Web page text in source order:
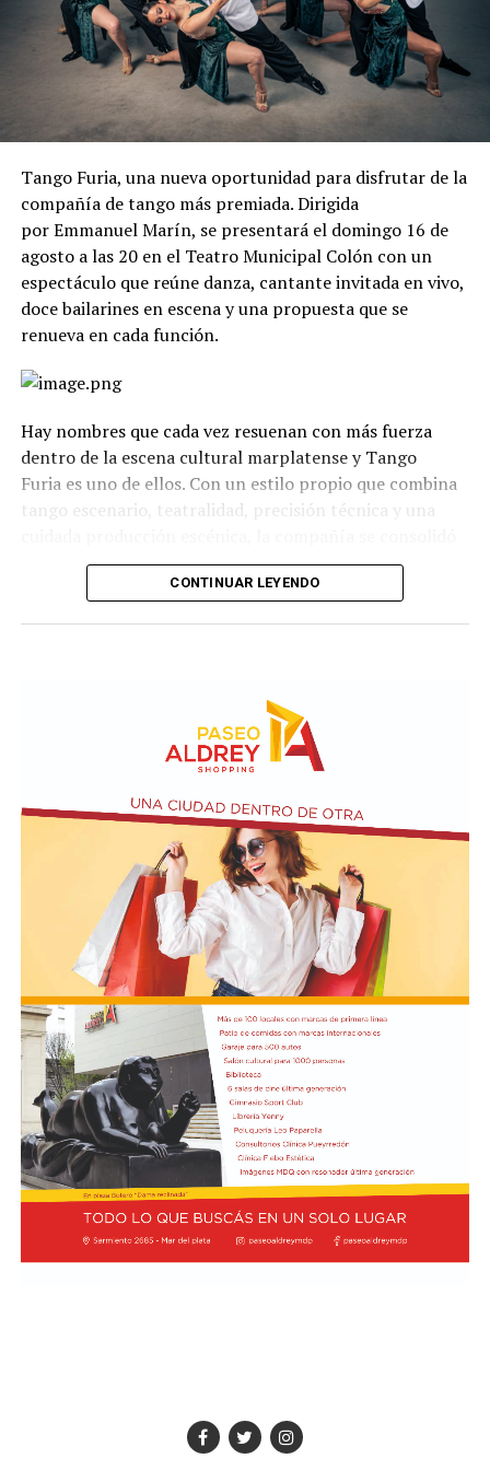
Tango Furia, una nueva oportunidad para disfrutar de la
compañía de tango más premiada. Dirigida
por Emmanuel Marín, se presentará el domingo 16 de
agosto a las 20 en el Teatro Municipal Colón con un
espectáculo que reúne danza, cantante invitada en vivo,
doce bailarines en escena y una propuesta que se
renueva en cada función.
Hay nombres que cada vez resuenan con más fuerza
dentro de la escena cultural marplatense y Tango
Furia es uno de ellos. Con un estilo propio que combina
tango escenario, teatralidad, precisión técnica y una
como uno de los grandes referentes del género en el
el espectáculo transita distintas emociones: el amor, la
pasión, los encuentros, las despedidas y toda la
intensidad que caracteriza al 2x4.
Incluye más de diez cambios de vestuario, un cuidado
diseño lumínico y escenas donde las diagonales, las
acrobacias, los firuletes y las coreografías
perfectamente sincronizadas convierten cada cuadro en
una demostración de virtuosismo, sensibilidad y trabajo
colectivo.
"Queremos que quienes todavía no conocen Tango
Furia descubran por qué el tango puede emocionar a
todas las generaciones. Y que quienes ya vivieron una de
nuestras funciones tengan ganas de volver, porque cada
presentación renueva la experiencia. Detrás de cada
función hay meses de ensayo y un enorme trabajo en
equipo para emocionar y sorprender al
público", expresa Emmanuel Marín.
La compañía también llevó su espectáculo al exterior
CONTINUAR LEYENDO